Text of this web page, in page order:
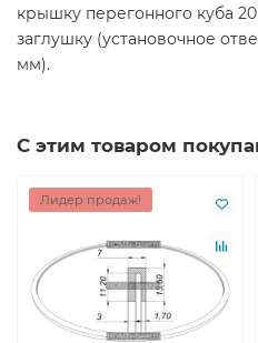
крышку перегонного куба
заглушку (установочное
мм).
С этим товаром
Лидер продаж!